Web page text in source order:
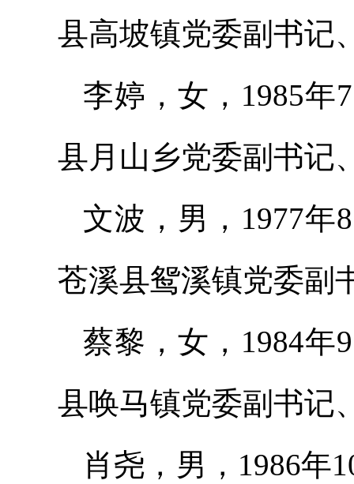
县高坡镇党委副书记
李婷，女，1985年
县月山乡党委副书记
文波，男，1977年
苍溪县鸳溪镇党委副
蔡黎，女，1984年
县唤马镇党委副书记
肖尧，男，1986年